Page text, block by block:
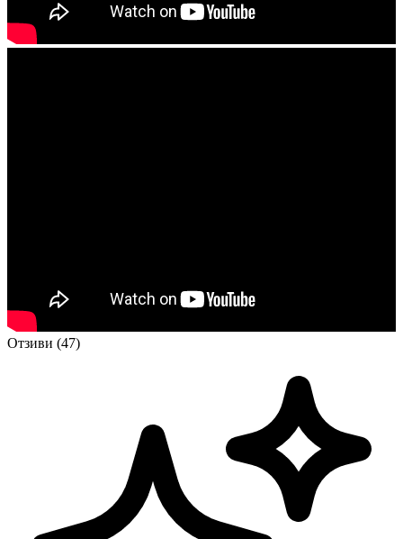
Отзиви (47)